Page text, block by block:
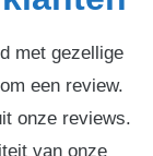
met gezellige
een review.
onze reviews.
van onze